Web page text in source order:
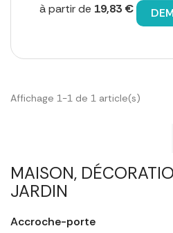
MAISON,
JARDIN
Accroche-porte
à partir de 19,83 €
Affichage 1-1 de 1 article(s)